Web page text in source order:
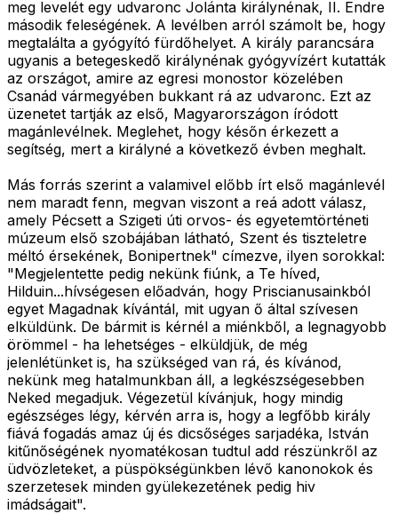
meg levelét egy udvaronc Jolánta királynénak, II. Endre
második feleségének. A levélben arról számolt be, hogy
megtalálta a gyógyító fürdőhelyet. A király parancsára
ugyanis a betegeskedő királynénak gyógyvízért kutatták
az országot, amire az egresi monostor közelében
Csanád vármegyében bukkant rá az udvaronc. Ezt az
üzenetet tartják az első, Magyarországon íródott
magánlevélnek. Meglehet, hogy későn érkezett a
segítség, mert a királyné a következő évben meghalt.
Más forrás szerint a valamivel előbb írt első magánlevél
nem maradt fenn, megvan viszont a reá adott válasz,
amely Pécsett a Szigeti úti orvos- és egyetemtörténeti
múzeum első szobájában látható, Szent és tiszteletre
méltó érsekének, Bonipertnek" címezve, ilyen sorokkal:
"Megjelentette pedig nekünk fiúnk, a Te híved,
Hilduin...hívségesen előadván, hogy Priscianusainkból
egyet Magadnak kívántál, mit ugyan ő által szívesen
elküldünk. De bármit is kérnél a miénkből, a legnagyobb
örömmel - ha lehetséges - elküldjük, de még
jelenlétünket is, ha szükséged van rá, és kívánod,
nekünk meg hatalmunkban áll, a legkészségesebben
Neked megadjuk. Végezetül kívánjuk, hogy mindig
egészséges légy, kérvén arra is, hogy a legfőbb király
fiává fogadás amaz új és dicsőséges sarjadéka, István
kitűnőségének nyomatékosan tudtul add részünkről az
üdvözleteket, a püspökségünkben lévő kanonokok és
szerzetesek minden gyülekezetének pedig hiv
imádságait".